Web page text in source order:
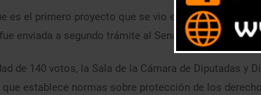
es el primero proyecto que se vio en la reciente
enviada a segundo trámite al Senado y extiende la
de 140 votos, la Sala de la Cámara de Diputadas y
que establece normas sobre protección de los